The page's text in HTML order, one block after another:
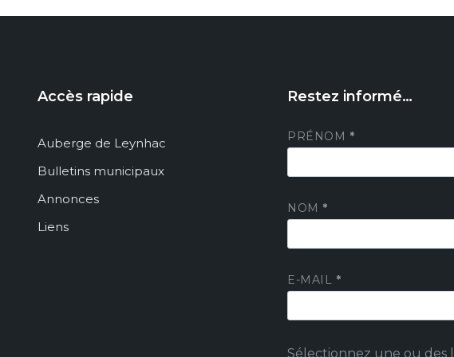
Accès rapide
Auberge de Leynhac
Bulletins municipaux
Annonces
Liens
Restez informé…
PRÉNOM *
NOM *
E-MAIL *
Sélectionnez une ou des